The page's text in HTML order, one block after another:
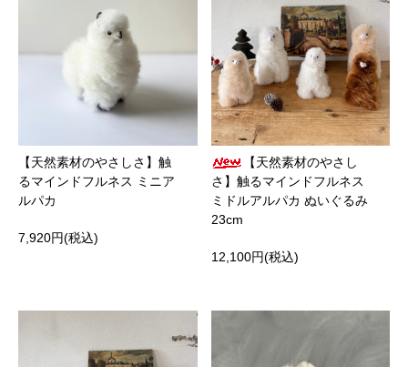
【天然素材のやさしさ】触
るマインドフルネス ミニア
ルパカ
7,920円(税込)
【天然素材のやさし
さ】触るマインドフルネス
ミドルアルパカ ぬいぐるみ
23cm
12,100円(税込)